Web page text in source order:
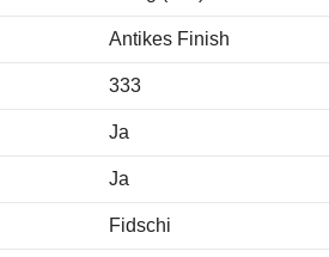
Antikes Finish
333
Ja
Ja
Fidschi